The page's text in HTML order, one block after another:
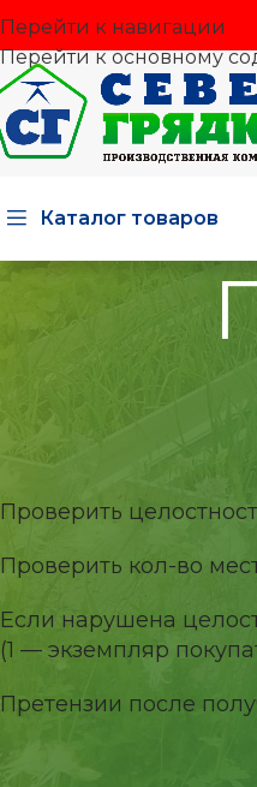
Перейти к навигации
Перейти к основному
Каталог товаров
Проверить
Проверить кол-во
Если нарушена
(1 — экземпляр
Претензии после